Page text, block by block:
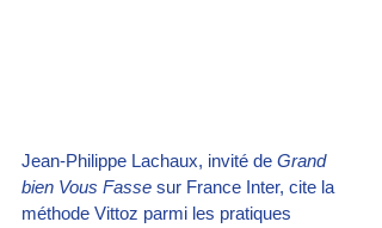
Jean-Philippe Lachaux, invité de Grand
bien Vous Fasse sur France Inter, cite la
méthode Vittoz parmi les pratiques